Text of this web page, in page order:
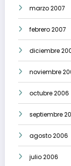
marzo 2007
febrero 2007
diciembre
noviembre
octubre 2006
septiembre
agosto 2006
julio 2006